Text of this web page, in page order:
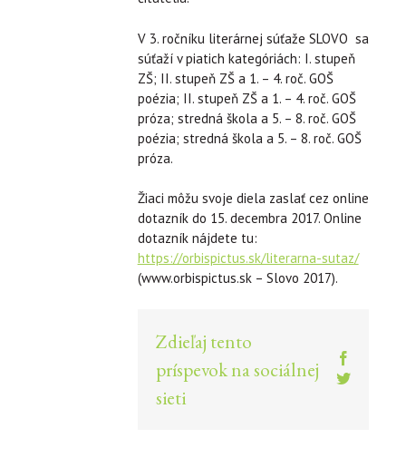
V 3. ročníku literárnej súťaže SLOVO sa
súťaží v piatich kategóriách: I. stupeň
ZŠ; II. stupeň ZŠ a 1. – 4. roč. GOŠ
poézia; II. stupeň ZŠ a 1. – 4. roč. GOŠ
próza; stredná škola a 5. – 8. roč. GOŠ
poézia; stredná škola a 5. – 8. roč. GOŠ
próza.
Žiaci môžu svoje diela zaslať cez online
dotazník do 15. decembra 2017. Online
dotazník nájdete tu:
https://orbispictus.sk/literarna-sutaz/
(www.orbispictus.sk – Slovo 2017).
Zdieľaj tento
príspevok na sociálnej
sieti
Twitter